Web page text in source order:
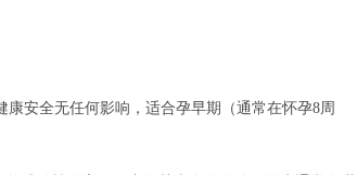
安全无任何影响，适合孕早期（通常在怀孕8周